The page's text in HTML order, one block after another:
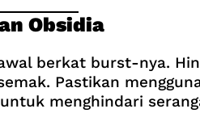
Obsidia
berkat burst-nya.
Pastikan
menghindari